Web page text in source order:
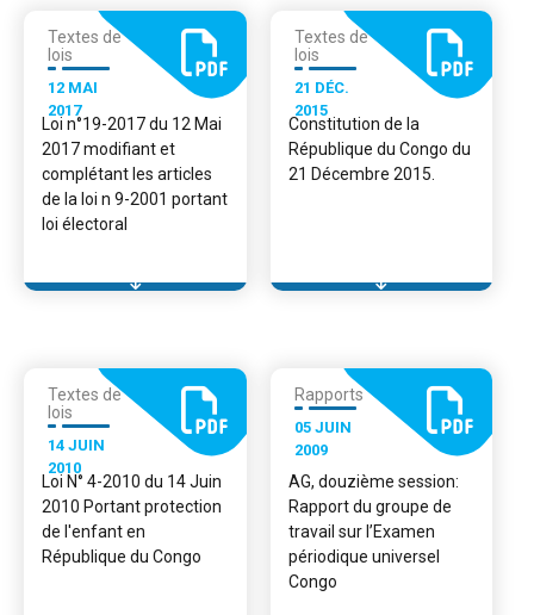
Textes de
lois
12 MAI
2017
Loi n°19-2017 du 12 Mai
2017 modifiant et
complétant les articles
de la loi n 9-2001 portant
loi électoral
Textes de
lois
21 DÉC.
2015
Constitution de la
République du Congo du
21 Décembre 2015.
Textes de
lois
14 JUIN
2010
Loi N° 4-2010 du 14 Juin
2010 Portant protection
de l'enfant en
République du Congo
Rapports
05 JUIN
2009
AG, douzième session:
Rapport du groupe de
travail sur l’Examen
périodique universel
Congo